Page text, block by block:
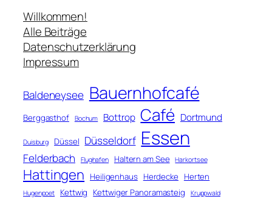
c
h
e
n
Willkommen!
Alle Beiträge
Datenschutzerklärung
Impressum
Baldeneysee Bauernhofcafé
Berggasthof Bochum Bottrop Café Dortmund
Duisburg Düssel Düsseldorf Essen
Felderbach Flughafen Haltern am See Harkortsee
Hattingen Heiligenhaus Herdecke Herten
Hugenpoet Kettwig Kettwiger Panoramasteig Kruppwald